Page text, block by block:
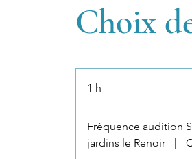
Choix
1 h
Fréquence audition
jardins le Renoir
|